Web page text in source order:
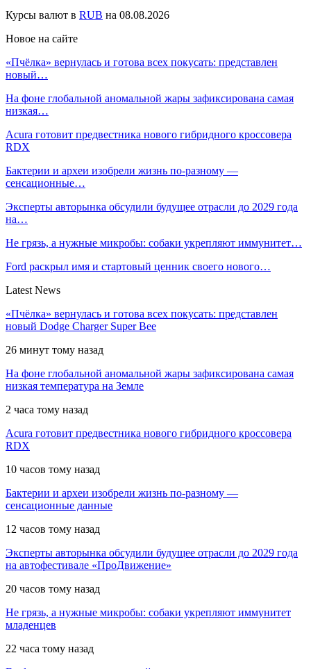
Курсы валют в RUB на 08.08.2026
Новое на сайте
«Пчёлка» вернулась и готова всех покусать: представлен
новый…
На фоне глобальной аномальной жары зафиксирована самая
низкая…
Acura готовит предвестника нового гибридного кроссовера
RDX
Бактерии и археи изобрели жизнь по-разному —
сенсационные…
Эксперты авторынка обсудили будущее отрасли до 2029 года
на…
Не грязь, а нужные микробы: собаки укрепляют иммунитет…
Ford раскрыл имя и стартовый ценник своего нового…
Latest News
«Пчёлка» вернулась и готова всех покусать: представлен
новый Dodge Charger Super Bee
26 минут тому назад
На фоне глобальной аномальной жары зафиксирована самая
низкая температура на Земле
2 часа тому назад
Acura готовит предвестника нового гибридного кроссовера
RDX
10 часов тому назад
Бактерии и археи изобрели жизнь по-разному —
сенсационные данные
12 часов тому назад
Эксперты авторынка обсудили будущее отрасли до 2029 года
на автофестивале «ПроДвижение»
20 часов тому назад
Не грязь, а нужные микробы: собаки укрепляют иммунитет
младенцев
22 часа тому назад